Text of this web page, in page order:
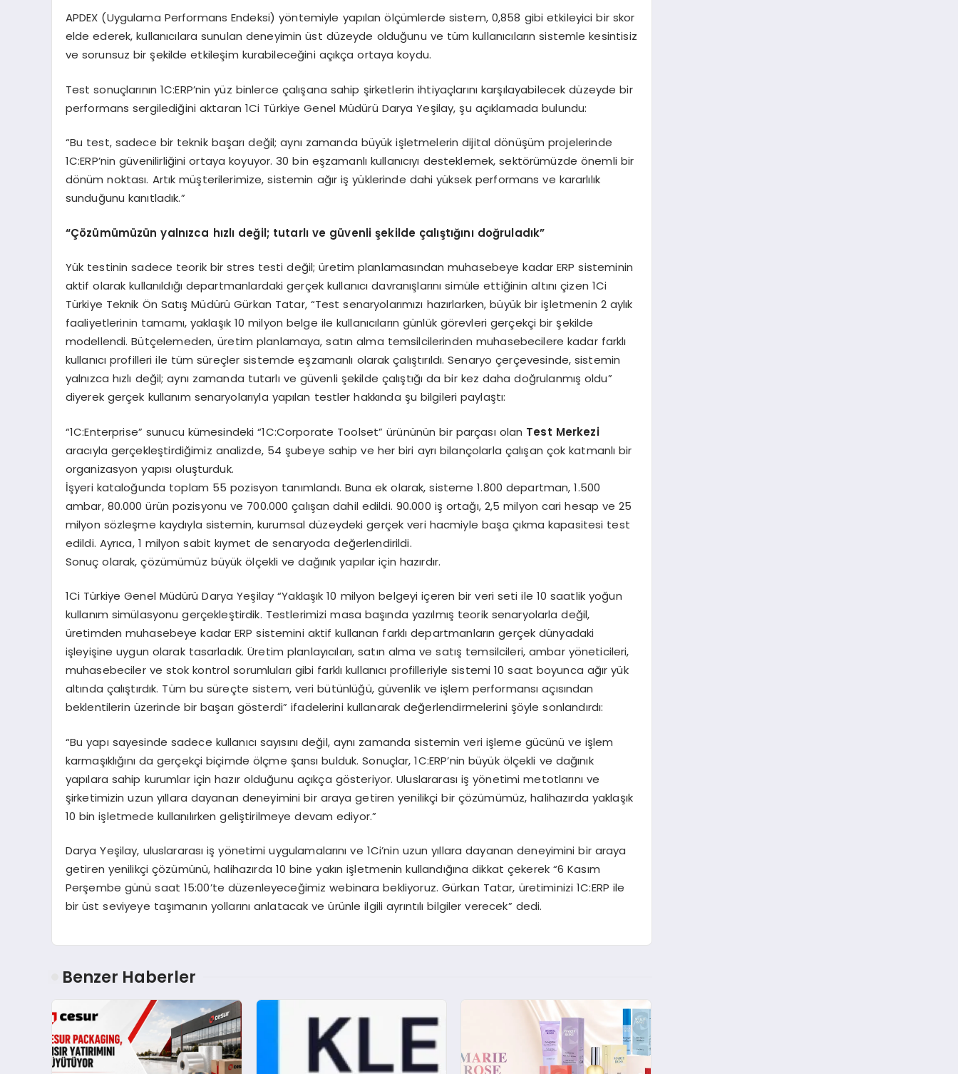
APDEX (Uygulama Performans Endeksi) yöntemiyle yapılan ölçümlerde sistem, 0,858 gibi etkileyici bir skor
elde ederek, kullanıcılara sunulan deneyimin üst düzeyde olduğunu ve tüm kullanıcıların sistemle kesintisiz
ve sorunsuz bir şekilde etkileşim kurabileceğini açıkça ortaya koydu.
Test sonuçlarının 1C:ERP’nin yüz binlerce çalışana sahip şirketlerin ihtiyaçlarını karşılayabilecek düzeyde bir
performans sergilediğini aktaran 1Ci Türkiye Genel Müdürü Darya Yeşilay, şu açıklamada bulundu:
“Bu test, sadece bir teknik başarı değil; aynı zamanda büyük işletmelerin dijital dönüşüm projelerinde
1C:ERP’nin güvenilirliğini ortaya koyuyor. 30 bin eşzamanlı kullanıcıyı desteklemek, sektörümüzde önemli bir
dönüm noktası. Artık müşterilerimize, sistemin ağır iş yüklerinde dahi yüksek performans ve kararlılık
sunduğunu kanıtladık.”
“Çözümümüzün yalnızca hızlı değil; tutarlı ve güvenli şekilde çalıştığını doğruladık”
Yük testinin sadece teorik bir stres testi değil; üretim planlamasından muhasebeye kadar ERP sisteminin
aktif olarak kullanıldığı departmanlardaki gerçek kullanıcı davranışlarını simüle ettiğinin altını çizen 1Ci
Türkiye Teknik Ön Satış Müdürü Gürkan Tatar, “Test senaryolarımızı hazırlarken, büyük bir işletmenin 2 aylık
faaliyetlerinin tamamı, yaklaşık 10 milyon belge ile kullanıcıların günlük görevleri gerçekçi bir şekilde
modellendi. Bütçelemeden, üretim planlamaya, satın alma temsilcilerinden muhasebecilere kadar farklı
kullanıcı profilleri ile tüm süreçler sistemde eşzamanlı olarak çalıştırıldı. Senaryo çerçevesinde, sistemin
yalnızca hızlı değil; aynı zamanda tutarlı ve güvenli şekilde çalıştığı da bir kez daha doğrulanmış oldu”
diyerek gerçek kullanım senaryolarıyla yapılan testler hakkında şu bilgileri paylaştı:
“1C:Enterprise” sunucu kümesindeki “1C:Corporate Toolset” ürününün bir parçası olan Test Merkezi
aracıyla gerçekleştirdiğimiz analizde, 54 şubeye sahip ve her biri ayrı bilançolarla çalışan çok katmanlı bir
organizasyon yapısı oluşturduk.
İşyeri kataloğunda toplam 55 pozisyon tanımlandı. Buna ek olarak, sisteme 1.800 departman, 1.500
ambar, 80.000 ürün pozisyonu ve 700.000 çalışan dahil edildi. 90.000 iş ortağı, 2,5 milyon cari hesap ve 25
milyon sözleşme kaydıyla sistemin, kurumsal düzeydeki gerçek veri hacmiyle başa çıkma kapasitesi test
edildi. Ayrıca, 1 milyon sabit kıymet de senaryoda değerlendirildi.
Sonuç olarak, çözümümüz büyük ölçekli ve dağınık yapılar için hazırdır.
1Ci Türkiye Genel Müdürü Darya Yeşilay “Yaklaşık 10 milyon belgeyi içeren bir veri seti ile 10 saatlik yoğun
kullanım simülasyonu gerçekleştirdik. Testlerimizi masa başında yazılmış teorik senaryolarla değil,
üretimden muhasebeye kadar ERP sistemini aktif kullanan farklı departmanların gerçek dünyadaki
işleyişine uygun olarak tasarladık. Üretim planlayıcıları, satın alma ve satış temsilcileri, ambar yöneticileri,
muhasebeciler ve stok kontrol sorumluları gibi farklı kullanıcı profilleriyle sistemi 10 saat boyunca ağır yük
altında çalıştırdık. Tüm bu süreçte sistem, veri bütünlüğü, güvenlik ve işlem performansı açısından
beklentilerin üzerinde bir başarı gösterdi” ifadelerini kullanarak değerlendirmelerini şöyle sonlandırdı:
“Bu yapı sayesinde sadece kullanıcı sayısını değil, aynı zamanda sistemin veri işleme gücünü ve işlem
karmaşıklığını da gerçekçi biçimde ölçme şansı bulduk. Sonuçlar, 1C:ERP’nin büyük ölçekli ve dağınık
yapılara sahip kurumlar için hazır olduğunu açıkça gösteriyor. Uluslararası iş yönetimi metotlarını ve
şirketimizin uzun yıllara dayanan deneyimini bir araya getiren yenilikçi bir çözümümüz, halihazırda yaklaşık
10 bin işletmede kullanılırken geliştirilmeye devam ediyor.”
Darya Yeşilay, uluslararası iş yönetimi uygulamalarını ve 1Ci’nin uzun yıllara dayanan deneyimini bir araya
getiren yenilikçi çözümünü, halihazırda 10 bine yakın işletmenin kullandığına dikkat çekerek “6 Kasım
Perşembe günü saat 15:00’te düzenleyeceğimiz webinara bekliyoruz. Gürkan Tatar, üretiminizi 1C:ERP ile
bir üst seviyeye taşımanın yollarını anlatacak ve ürünle ilgili ayrıntılı bilgiler verecek” dedi.
Benzer Haberler